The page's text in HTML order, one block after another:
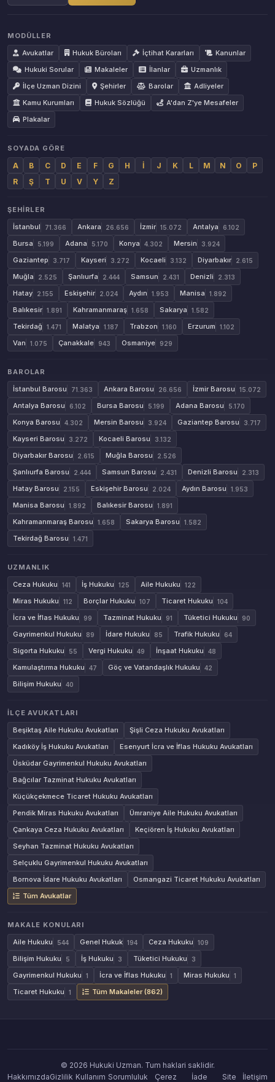
MODÜLLER
Avukatlar
Hukuk Büroları İçtihat Kararları
Kanunlar
Hukuki Sorular
Makaleler İlanlar
Uzmanlık
İlçe Uzman Dizini
Şehirler Barolar
Adliyeler
Kamu Kurumları
Hukuk Sözlüğü
A'dan Z'ye Mesafeler
Plakalar
SOYADA GÖRE
A B C D E F G H İ J K L M N O
P
R
Ş T U V Y Z
ŞEHIRLER
İstanbul
71.366 Ankara 26.656 İzmir 15.072 Antalya 6.102
Bursa 5.199 Adana 5.170 Konya 4.302 Mersin 3.924
Gaziantep 3.717 Kayseri 3.272 Kocaeli 3.132 Diyarbakır 2.615
Muğla 2.525 Şanlıurfa 2.444 Samsun 2.431 Denizli 2.313
Hatay 2.155 Eskişehir 2.024 Aydın 1.953 Manisa 1.892
Balıkesir 1.891 Kahramanmaraş 1.658 Sakarya 1.582
Tekirdağ 1.471 Malatya 1.187 Trabzon 1.160 Erzurum 1.102
Van 1.075 Çanakkale 943 Osmaniye 929
BAROLAR
İstanbul Barosu
71.363 Ankara Barosu 26.656 İzmir Barosu 15.072
Antalya Barosu 6.102 Bursa Barosu 5.199 Adana Barosu 5.170
Konya Barosu 4.302 Mersin Barosu 3.924 Gaziantep Barosu 3.717
Kayseri Barosu 3.272 Kocaeli Barosu 3.132
Diyarbakır Barosu 2.615 Muğla Barosu 2.526
Şanlıurfa Barosu 2.444 Samsun Barosu 2.431 Denizli Barosu 2.313
Hatay Barosu 2.155 Eskişehir Barosu 2.024 Aydın Barosu 1.953
Manisa Barosu 1.892 Balıkesir Barosu 1.891
Kahramanmaraş Barosu 1.658 Sakarya Barosu 1.582
Tekirdağ Barosu 1.471
UZMANLIK
Ceza Hukuku
141 İş Hukuku 125 Aile Hukuku 122
Miras Hukuku 112 Borçlar Hukuku 107 Ticaret Hukuku 104
İcra ve İflas Hukuku 99 Tazminat Hukuku 91 Tüketici Hukuku 90
Gayrimenkul Hukuku 89 İdare Hukuku 85 Trafik Hukuku 64
Sigorta Hukuku 55 Vergi Hukuku 49 İnşaat Hukuku 48
Kamulaştırma Hukuku 47 Göç ve Vatandaşlık Hukuku 42
Bilişim Hukuku 40
İLÇE AVUKATLARI
Beşiktaş Aile Hukuku Avukatları
Şişli Ceza Hukuku Avukatları
Kadıköy İş Hukuku Avukatları
Esenyurt İcra ve İflas Hukuku Avukatları
Üsküdar Gayrimenkul Hukuku Avukatları
Bağcılar Tazminat Hukuku Avukatları
Küçükçekmece Ticaret Hukuku Avukatları
Pendik Miras Hukuku Avukatları
Ümraniye Aile Hukuku Avukatları
Çankaya Ceza Hukuku Avukatları
Keçiören İş Hukuku Avukatları
Seyhan Tazminat Hukuku Avukatları
Selçuklu Gayrimenkul Hukuku Avukatları
Bornova İdare Hukuku Avukatları
Osmangazi Ticaret Hukuku Avukatları
Tüm Avukatlar
MAKALE KONULARI
Aile Hukuku
544 Genel Hukuk 194 Ceza Hukuku 109
Bilişim Hukuku 5 İş Hukuku 3 Tüketici Hukuku 3
Gayrimenkul Hukuku 1 İcra ve İflas Hukuku 1 Miras Hukuku 1
Ticaret Hukuku 1 Tüm Makaleler (862)
© 2026 Hukuki Uzman. Tum haklari saklidir.
HakkımızdaGizlilik Kullanım Sorumluluk Çerez İade Site İletişim